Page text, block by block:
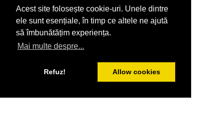
Acest site folosește cookie-uri. Unele dintre
ele sunt esențiale, în timp ce altele ne ajută
să îmbunătățim experiența.
Mai multe despre...
Refuz! Allow cookies